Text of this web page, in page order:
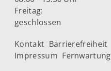
Freitag:
geschlossen
Kontakt Barrierefreiheit
Impressum Fernwartung